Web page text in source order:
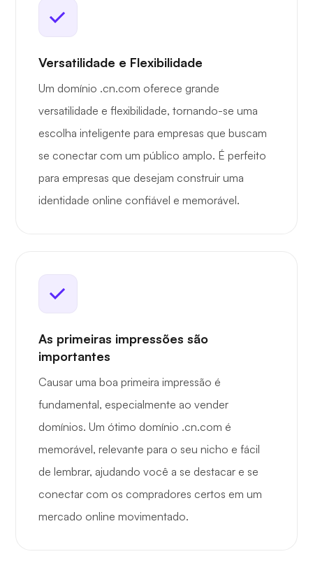
Versatilidade e Flexibilidade
Um domínio .cn.com oferece grande
versatilidade e flexibilidade, tornando-se uma
escolha inteligente para empresas que buscam
se conectar com um público amplo. É perfeito
para empresas que desejam construir uma
identidade online confiável e memorável.
As primeiras impressões são
importantes
Causar uma boa primeira impressão é
fundamental, especialmente ao vender
domínios. Um ótimo domínio .cn.com é
memorável, relevante para o seu nicho e fácil
de lembrar, ajudando você a se destacar e se
conectar com os compradores certos em um
mercado online movimentado.